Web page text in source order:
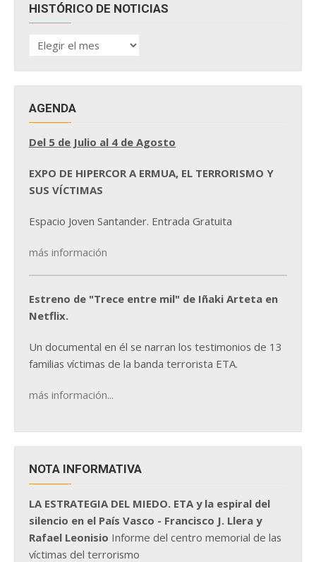
HISTÓRICO DE NOTICIAS
HISTÓRICO
DE
AGENDA
Del 5 de Julio al 4 de Agosto
EXPO DE HIPERCOR A ERMUA, EL TERRORISMO Y
SUS VÍCTIMAS
Espacio Joven Santander. Entrada Gratuita
más información
Estreno de "Trece entre mil" de Iñaki Arteta en
Netflix.
Un documental en él se narran los testimonios de 13
familias víctimas de la banda terrorista ETA.
más información...
NOTA INFORMATIVA
LA ESTRATEGIA DEL MIEDO. ETA y la espiral del
silencio en el País Vasco - Francisco J. Llera y
Rafael Leonisio Informe del centro memorial de las
víctimas del terrorismo